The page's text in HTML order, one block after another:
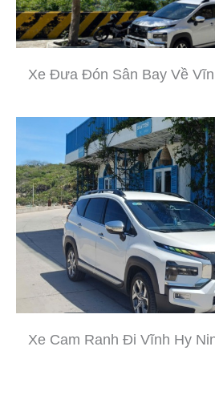
Xe Đưa Đón Sân Bay Về
Xe Cam Ranh Đi Vĩnh Hy